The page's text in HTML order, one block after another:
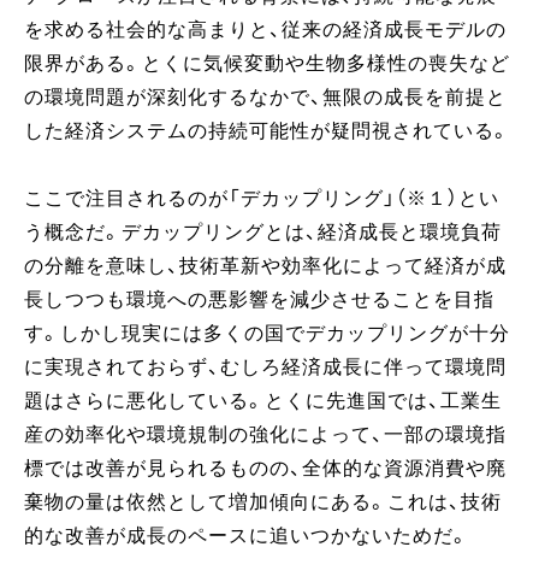
を求める社会的な高まりと、従来の経済成長モデルの
限界がある。とくに気候変動や生物多様性の喪失など
の環境問題が深刻化するなかで、無限の成長を前提と
した経済システムの持続可能性が疑問視されている。
ここで注目されるのが「デカップリング」（※１）とい
う概念だ。デカップリングとは、経済成長と環境負荷
の分離を意味し、技術革新や効率化によって経済が成
長しつつも環境への悪影響を減少させることを目指
す。しかし現実には多くの国でデカップリングが十分
に実現されておらず、むしろ経済成長に伴って環境問
題はさらに悪化している。とくに先進国では、工業生
産の効率化や環境規制の強化によって、一部の環境指
標では改善が見られるものの、全体的な資源消費や廃
棄物の量は依然として増加傾向にある。これは、技術
的な改善が成長のペースに追いつかないためだ。